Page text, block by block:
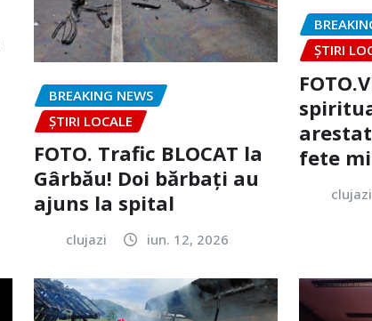
BREAKING NEWS
ȘTIRI LOCALE
FOTO. Trafic BLOCAT la
Gârbău! Doi bărbați au
ajuns la spital
clujazi iun. 12, 2026
ȘTIRI
fete
clujazi